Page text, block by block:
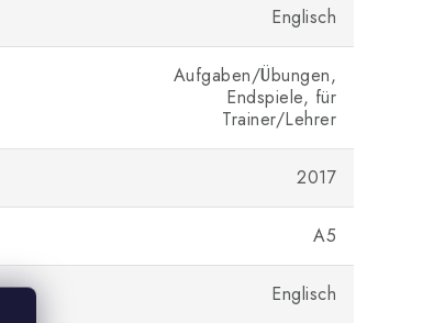
Englisch
Aufgaben/Übungen,
Endspiele, für
Trainer/Lehrer
2017
A5
Englisch